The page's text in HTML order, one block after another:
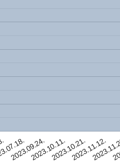
2023.09.24.2023.10.11.2023.10.21.2023.11.12.